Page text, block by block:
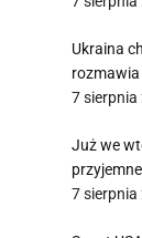
Ukraina
7 sierpnia
Już we
7 sierpnia